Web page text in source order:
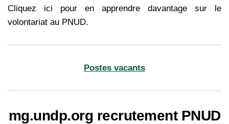
Cliquez ici pour en apprendre davantage sur le
volontariat au PNUD.
Postes vacants
mg.undp.org recrutement PNUD